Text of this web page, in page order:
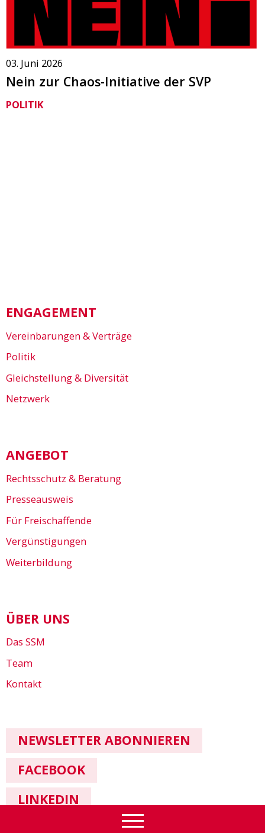
03. Juni 2026
Nein zur Chaos-Initiative der SVP
POLITIK
ENGAGEMENT
Vereinbarungen & Verträge
Politik
Gleichstellung & Diversität
Netzwerk
ANGEBOT
Rechtsschutz & Beratung
Presseausweis
Für Freischaffende
Vergünstigungen
Weiterbildung
ÜBER UNS
Das SSM
Team
Kontakt
NEWSLETTER ABONNIEREN
FACEBOOK
LINKEDIN